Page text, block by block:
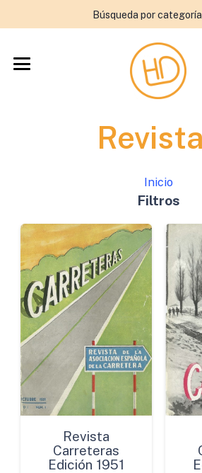
Búsqueda por
Inicio
Filtros
Revista
Carreteras
Edición 1951